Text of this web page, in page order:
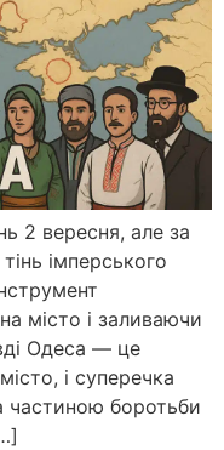
2 вересня, але за
імперського
місто і заливаючи
Одеса — це
і суперечка
частиною боротьби